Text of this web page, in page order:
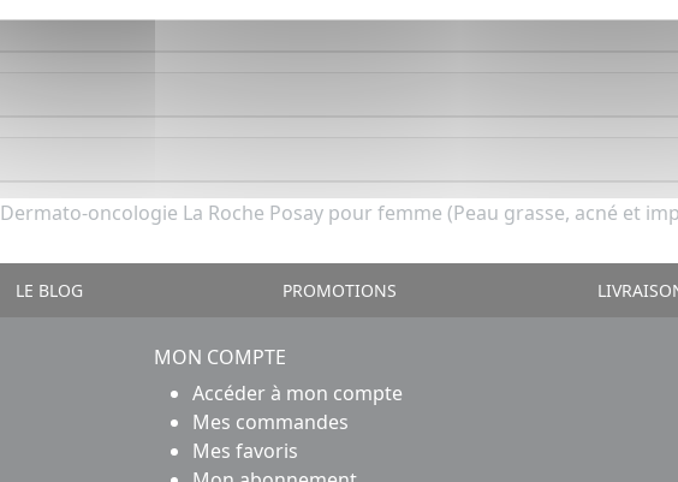
Dermato-oncologie La Roche Posay pour femme (Peau grasse, acné et
LE BLOG PROMOTIONS
MON COMPTE
Accéder à mon compte
Mes commandes
Mes favoris